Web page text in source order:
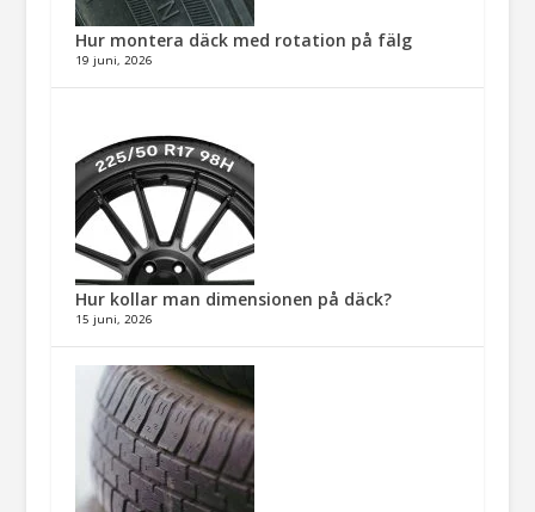
Hur montera däck med rotation på fälg​
19 juni, 2026
Hur kollar man dimensionen på däck?
15 juni, 2026